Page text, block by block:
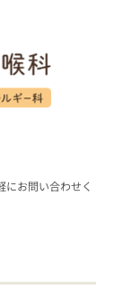
お問い合わせく